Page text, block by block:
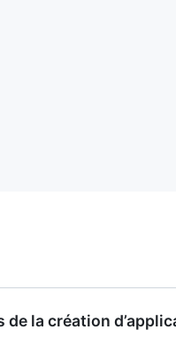
de la création